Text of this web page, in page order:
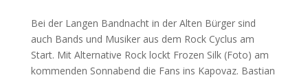
Bei der Langen Bandnacht in der Alten Bürger sind
auch Bands und Musiker aus dem Rock Cyclus am
Start. Mit Alternative Rock lockt Frozen Silk (Foto) am
kommenden Sonnabend die Fans ins Kapovaz. Bastian